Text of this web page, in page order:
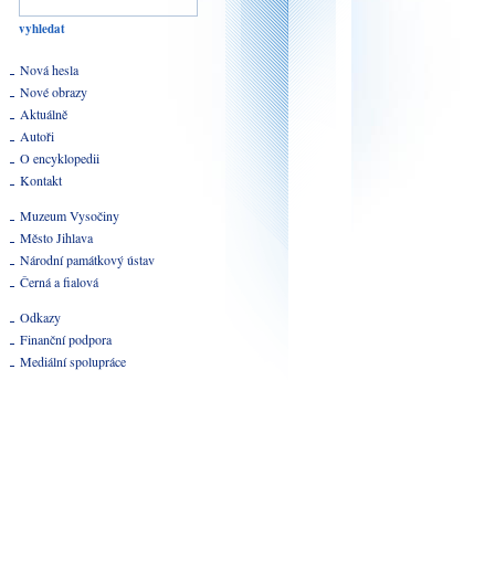
Nová hesla
Nové obrazy
Aktuálně
Autoři
O encyklopedii
Kontakt
Muzeum Vysočiny
Město Jihlava
Národní památkový ústav
Černá a fialová
Odkazy
Finanční podpora
Mediální spolupráce